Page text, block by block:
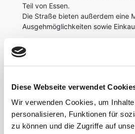
Diese Webseite verwendet
Wir verwenden Cookies, um
personalisieren, Funktionen für
zu können und die Zugriffe auf
Teil von Essen.
Die Straße bieten außerdem eine
Ausgehmöglichkeiten sowie
ÖPNV und Geschäfte des
befinden sich in unmittelbarer Nähe.